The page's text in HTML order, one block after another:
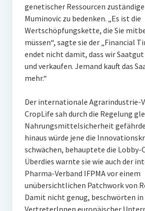
genetischer Ressourcen
Muminovic zu bedenken. „Es ist die
Wertschöpfungskette, die Sie
müssen“, sagte sie der „Financial
endet nicht damit, dass wir
und verkaufen. Jemand kauft das
mehr.“
Der internationale Agrarindustrie-
CropLife sah durch die Regelung
Nahrungsmittelsicherheit
hinaus würde jene die
schwächen, behauptete die Lobby-
Überdies warnte sie wie auch der
Pharma-Verband IFPMA vor einem
unübersichtlichen Patchwork von
Damit nicht genug, beschwörten in
VertreterInnen europäischer